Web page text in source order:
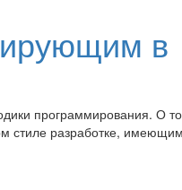
в
программирования. О
стиле разработке,